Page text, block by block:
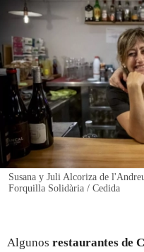
Susana y Juli Alcoriza de
Forquilla Solidària / Cedida
Algunos restaurantes de